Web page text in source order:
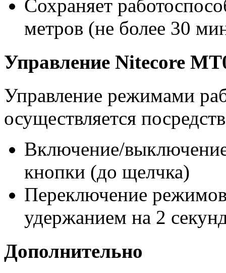
Сохраняет
метров (не более 30
Управление Nitecore
Управление режимами
осуществляется
Включение/
кнопки (до щелчка)
Переключение
удержанием на 2
Дополнительно